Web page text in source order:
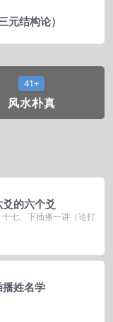
元结构论）
41+
风水朴真
的六个爻
七、下插播一讲（论打
姓名学